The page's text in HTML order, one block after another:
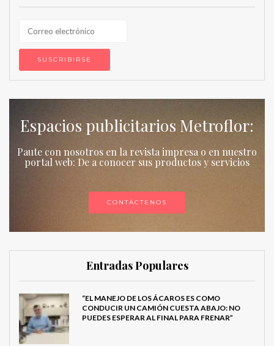
Espacios publicitarios Metroflor:
Paute con nosotros en la revista impresa o en nuestro
portal web: De a conocer sus productos y servicios
CONTÁCTENOS
Entradas Populares
“EL MANEJO DE LOS ÁCAROS ES COMO
CONDUCIR UN CAMIÓN CUESTA ABAJO: NO
PUEDES ESPERAR AL FINAL PARA FRENAR”